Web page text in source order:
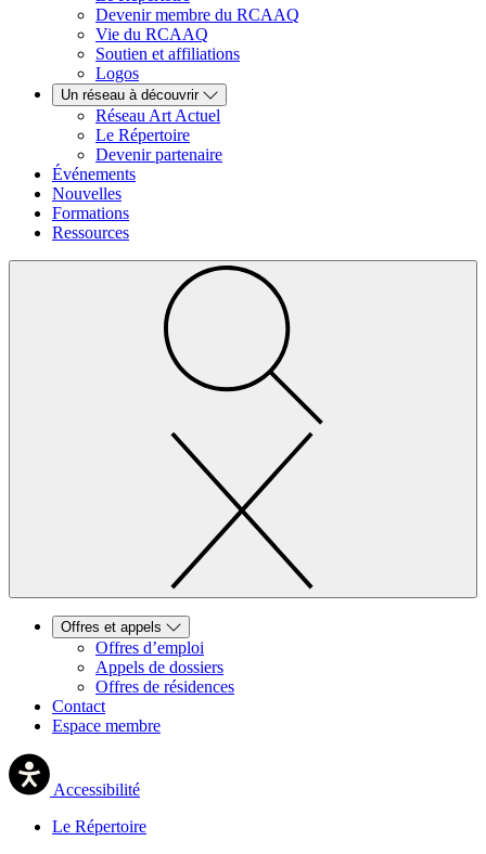
Devenir membre du RCAAQ
Vie du RCAAQ
Soutien et affiliations
Logos
Un réseau à découvrir
Réseau Art Actuel
Le Répertoire
Devenir partenaire
Événements
Nouvelles
Formations
Ressources
Offres et appels
Offres d’emploi
Appels de dossiers
Offres de résidences
Contact
Espace membre
Accessibilité
Le Répertoire